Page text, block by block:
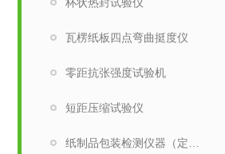
瓦楞纸板四点弯曲挺度仪
零距抗张强度试验机
短距压缩试验仪